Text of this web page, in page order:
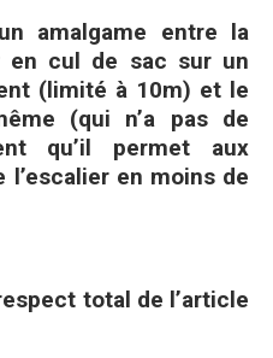
amalgame entre la
en cul de sac sur un
(limité à 10m) et le
(qui n’a pas de
qu’il permet aux
en moins de
total de l’article